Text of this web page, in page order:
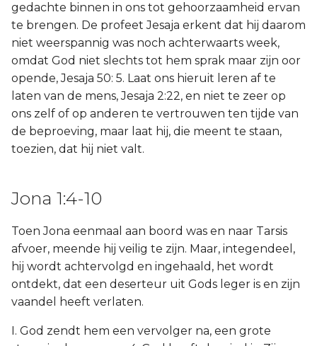
gedachte binnen in ons tot gehoorzaamheid ervan
te brengen. De profeet Jesaja erkent dat hij daarom
niet weerspannig was noch achterwaarts week,
omdat God niet slechts tot hem sprak maar zijn oor
opende, Jesaja 50: 5. Laat ons hieruit leren af te
laten van de mens, Jesaja 2:22, en niet te zeer op
ons zelf of op anderen te vertrouwen ten tijde van
de beproeving, maar laat hij, die meent te staan,
toezien, dat hij niet valt.
Jona 1:4-10
Toen Jona eenmaal aan boord was en naar Tarsis
afvoer, meende hij veilig te zijn. Maar, integendeel,
hij wordt achtervolgd en ingehaald, het wordt
ontdekt, dat een deserteur uit Gods leger is en zijn
vaandel heeft verlaten.
I. God zendt hem een vervolger na, een grote